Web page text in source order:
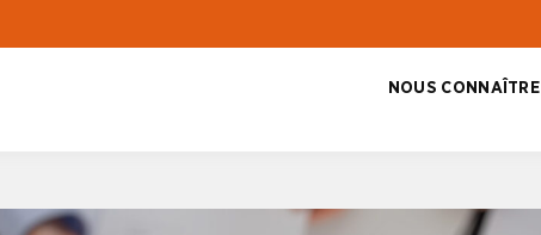
NOUS CONNAÎTRE